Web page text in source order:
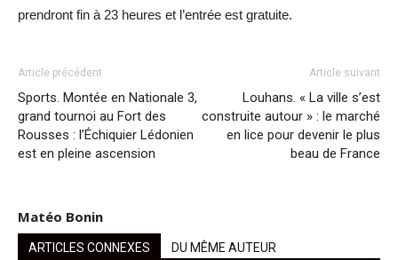
prendront fin à 23 heures et l’entrée est gratuite.
Article précédent
Sports. Montée en Nationale 3,
grand tournoi au Fort des
Rousses : l’Échiquier Lédonien
est en pleine ascension
Article suivant
Louhans. « La ville s’est
construite autour » : le marché
en lice pour devenir le plus
beau de France
Matéo Bonin
ARTICLES CONNEXES DU MÊME AUTEUR